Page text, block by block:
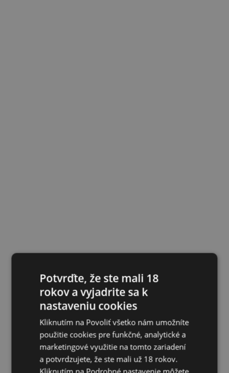
Potvrďte, že ste mali 18
rokov a vyjadrite sa k
nastaveniu cookies
Kliknutím na Povoliť všetko nám umožníte
použitie cookies pre funkčné, analytické a
marketingové využitie na tomto zariadení
a potvrdzujete, že ste mali už 18 rokov.